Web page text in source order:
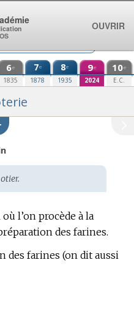
6e
1835
7e
1878
8e
1935
9e
2024
10e
E.C.
l’on procède à la
des farines.
des farines (on dit aussi
OUVRIR